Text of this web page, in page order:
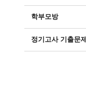
학부모방
정기고사 기출문제